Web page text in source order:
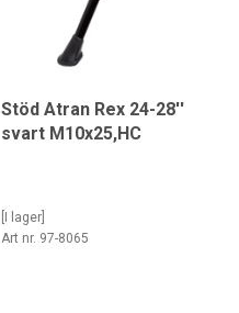
Stöd Atran Rex 24-28''
svart M10x25,HC
[I lager]
Art nr. 97-8065